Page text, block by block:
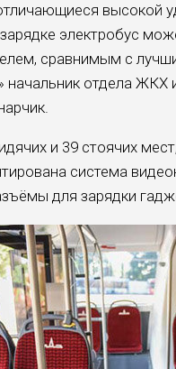
высокой
электробус
сравнимым с
начальник отдела
и 39 стоячих
система
для зарядки